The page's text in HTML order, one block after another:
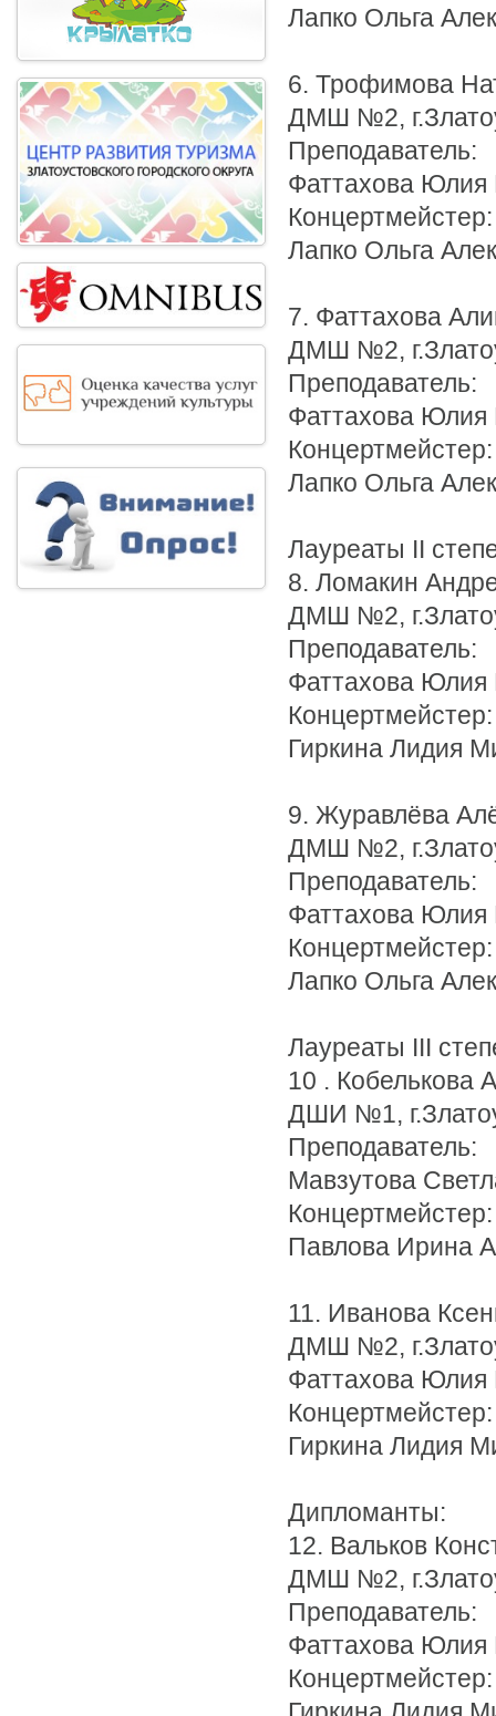
Лапко Ольга
6. Трофимова
ДМШ №2,
Преподаватель:
Фаттахова
Концертмейстер:
Лапко Ольга
7. Фаттахова
ДМШ №2,
Преподаватель:
Фаттахова
Концертмейстер:
Лапко Ольга
Лауреаты II
8. Ломакин
ДМШ №2,
Преподаватель:
Фаттахова
Концертмейстер:
Гиркина Лидия
9. Журавлёва
ДМШ №2,
Преподаватель:
Фаттахова
Концертмейстер:
Лапко Ольга
Лауреаты III
10 . Кобелькова
ДШИ №1,
Преподаватель:
Мавзутова
Концертмейстер:
Павлова Ирина
11. Иванова
ДМШ №2,
Фаттахова
Концертмейстер:
Гиркина Лидия
Дипломанты:
12. Вальков
ДМШ №2,
Преподаватель:
Фаттахова
Концертмейстер: